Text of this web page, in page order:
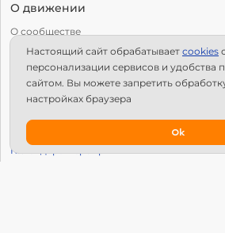
О движении
О сообществе
С чего начать?
Структура Х10
Как стать региональным лидером?
Календарь мероприятий
Настоящий сайт обрабатывает сookies
персонализации сервисов и удобства
сайтом. Вы можете запретить
настройках браузера
Ok